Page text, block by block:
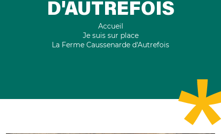
D'AUTREFOIS
Accueil
Je suis sur place
La Ferme Caussenarde d'Autrefois